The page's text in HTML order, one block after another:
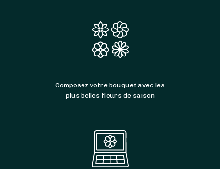
Composez votre bouquet avec les
plus belles fleurs de saison